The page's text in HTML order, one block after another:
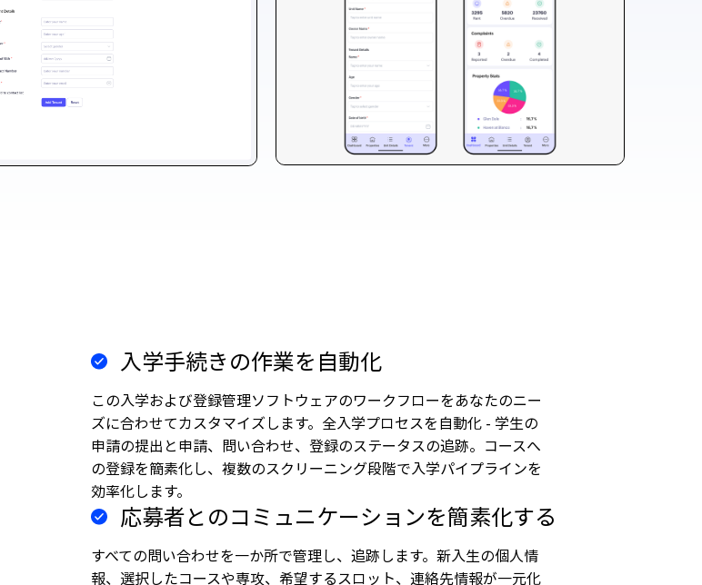
入学手続きの作業を自動化
この入学および登録管理ソフトウェアのワークフローをあなたのニー
ズに合わせてカスタマイズします。全入学プロセスを自動化 - 学生の
申請の提出と申請、問い合わせ、登録のステータスの追跡。コースへ
の登録を簡素化し、複数のスクリーニング段階で入学パイプラインを
効率化します。
応募者とのコミュニケーションを簡素化する
すべての問い合わせを一か所で管理し、追跡します。新入生の個人情
報、選択したコースや専攻、希望するスロット、連絡先情報が一元化